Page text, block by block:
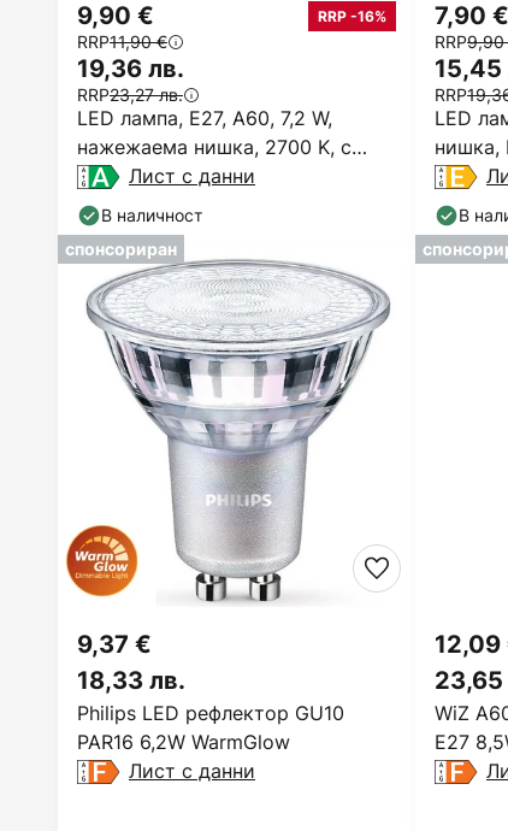
LED лампа, E27, A60, 7,2 W,
нажежаема нишка, 2700 K, с
възможност за регулиране
9,90 € RRP -16%
RRP11,90 €
19,36 лв.
RRP23,27 лв.
Лист с данни
В наличност
LED
нишка,
K
7,90 €
RRP9,90
15,45
RRP
В
спонсориран
Philips LED рефлектор GU10
PAR16 6,2W WarmGlow
9,37 €
18,33 лв.
Лист с данни
WiZ
E27
12,09
23,65